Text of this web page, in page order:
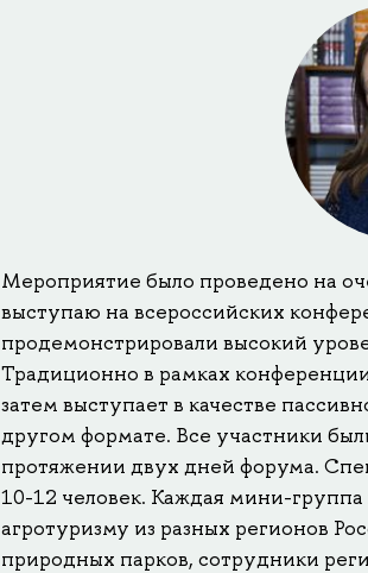
Мероприятие было проведено на
выступаю на всероссийских
продемонстрировали высокий
Традиционно в рамках
затем выступает в качестве
другом формате. Все участники
протяжении двух дней форума.
10-12 человек. Каждая мини-группа
агротуризму из разных регионов
природных парков, сотрудники